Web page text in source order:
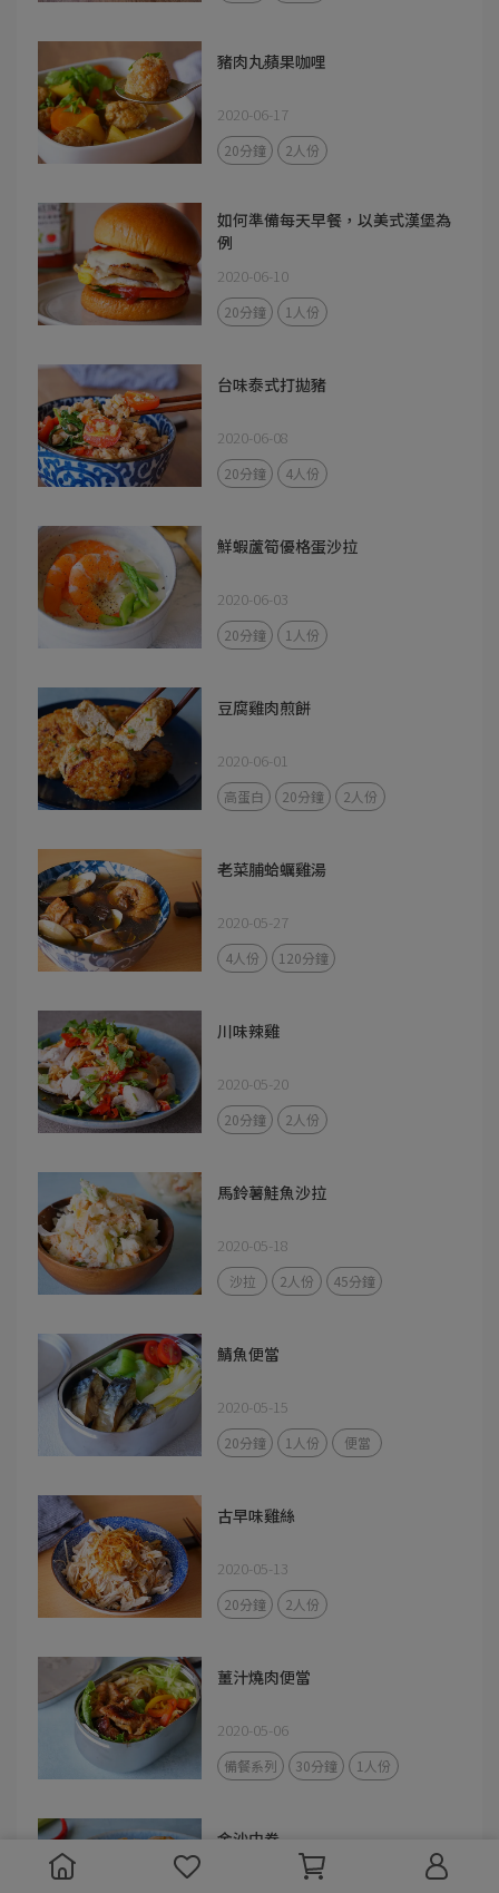
豬肉丸蘋果咖哩
2020-06-17
20分鐘 2人份
如何準備每天早餐，以美式漢堡為
例
2020-06-10
20分鐘 1人份
台味泰式打拋豬
2020-06-08
20分鐘 4人份
鮮蝦蘆筍優格蛋沙拉
2020-06-03
20分鐘 1人份
豆腐雞肉煎餅
2020-06-01
高蛋白 20分鐘 2人份
老菜脯蛤蠣雞湯
2020-05-27
4人份 120分鐘
川味辣雞
2020-05-20
20分鐘 2人份
馬鈴薯鮭魚沙拉
2020-05-18
沙拉 2人份 45分鐘
鯖魚便當
2020-05-15
20分鐘 1人份 便當
古早味雞絲
2020-05-13
20分鐘 2人份
薑汁燒肉便當
2020-05-06
備餐系列 30分鐘 1人份
金沙中卷